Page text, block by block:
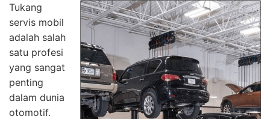
Tukang
servis mobil
adalah salah
satu profesi
yang sangat
penting
dalam dunia
otomotif.